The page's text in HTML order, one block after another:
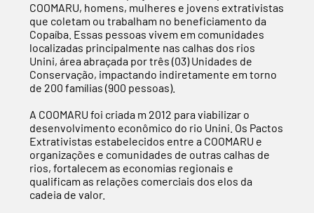
COOMARU, homens, mulheres e jovens extrativistas
que coletam ou trabalham no beneficiamento da
Copaíba. Essas pessoas vivem em comunidades
localizadas principalmente nas calhas dos rios
Unini, área abraçada por três (03) Unidades de
Conservação, impactando indiretamente em torno
de 200 famílias (900 pessoas).
A COOMARU foi criada m 2012 para viabilizar o
desenvolvimento econômico do rio Unini. Os Pactos
Extrativistas estabelecidos entre a COOMARU e
organizações e comunidades de outras calhas de
rios, fortalecem as economias regionais e
qualificam as relações comerciais dos elos da
cadeia de valor.